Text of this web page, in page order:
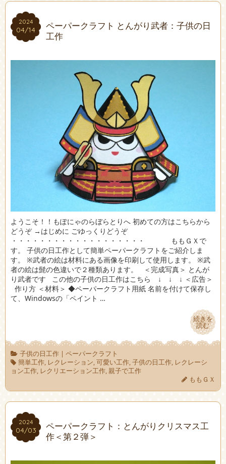
2024
04/14
2024
04/14
ペーパークラフト とんがり武者：子供の日
工作
ようこそ！！もぽにゃのらぼらとりへ 初めての方はこちらから
どうぞ →はじめに ごゆっくりどうぞ
・・・・・・・・・・・・・・・・・・・ ももＧＸで
す。 子供の日工作として簡単ペーパークラフトをご紹介しま
す。 ※武者の絵は材料にある画像を印刷して使用します。 ※武
者の絵は髭の色違いで２種類あります。 ＜完成写真＞ とんが
り武者です この他の子供の日工作はこちら ↓ ↓ ↓ ＜広告＞
作り方 ＜材料＞ ◆ペーパークラフト用紙 名前を付けて保存し
て、Windowsの「ペイント …
続きを
読む
続きを
読む
子供の日工作| ペーパークラフト
簡単工作, レクレーション,可愛い工作,子供の日工作, レクレーシ
ョン工作, レクリエーション工作,親子で工作
ももＧＸ
2024
04/03
2024
04/03
ペーパークラフト：とんがりクリスマス工
作＜第２弾＞